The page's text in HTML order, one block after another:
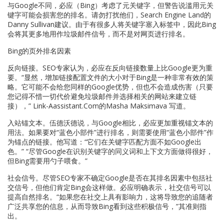
与Google不同，必应（Bing）考虑了元关键字，但警告说滥用元关
键字可能会损害您的排名。请勿打扰他们，Search Engine Land的
Danny Sullivan建议。由于有很多人将关键字塞入标签中，因此Bing
会将其更多地用作垃圾邮件信号，而不是对网页进行排名。
Bing的页外排名因素
反向链接。SEO专家认为，必应在反向链接数量上比Google更为重
要。“显然，增加链接配置文件的大小对于Bing是一种非常有效的策
略。它可能不会给您同样的Google优势，但也不会造成伤害（只要
您记得不惜一切代价避免垃圾邮件并选择相关的网站来建立链
接），” Link-Aassistant.Com的Masha Maksimava 写道。
入站锚文本。伍德沃德说，与Google相比，必应更加重视锚文本的
用法。如果要对“蓝色小部件”进行排名，则需要使用“蓝色小部件”作
为锚点的链接。他写道：“它们在关键字匹配方面不如Google出
色。” “尽管Google在识别关键字的同义词和上下文方面做得很好，
但Bing需要用勺子喂食。”
社会信号。尽管SEO专家不确定Google是否在其排名因素中包括社
交信号，但他们肯定Bing会这样做。必应明确表示，社交信号可以
提高自然排名。“如果您在社交上具有影响力，这将导致您的追随者
广泛共享您的信息，从而导致Bing看到这些积极信号，”其准则指
出。